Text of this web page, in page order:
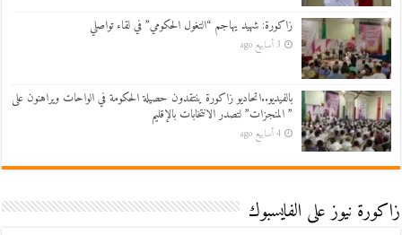
زاكورة: شهيد يهاجم “التغول الحكومي” في لقاء تواصلي
3 أسابيع ago
بالفيديو..اتحاديو زاكورة ينتقدون حصيلة الحكومة في الواحات ويراهنون على
” المنجزات” لتصدر الانتخابات بالإقليم
4 أسابيع ago
زاكورة نيوز على الفايسبوك